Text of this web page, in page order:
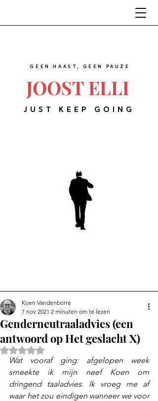
JOOST ELLI
GEEN HAAST, GEEN PAUZE
JUST KEEP GOING
Genderneutraaladvies (een
antwoord op Het geslacht X)
Koen Vandenborre
7 nov 2021 2 minuten om te lezen
Beoordeeld met NaN uit 5 sterren.
Wat vooraf ging: afgelopen week
smeekte ik mijn neef Koen om
dringend taaladvies. Ik vroeg me af
waar het zou eindigen wanneer we voor